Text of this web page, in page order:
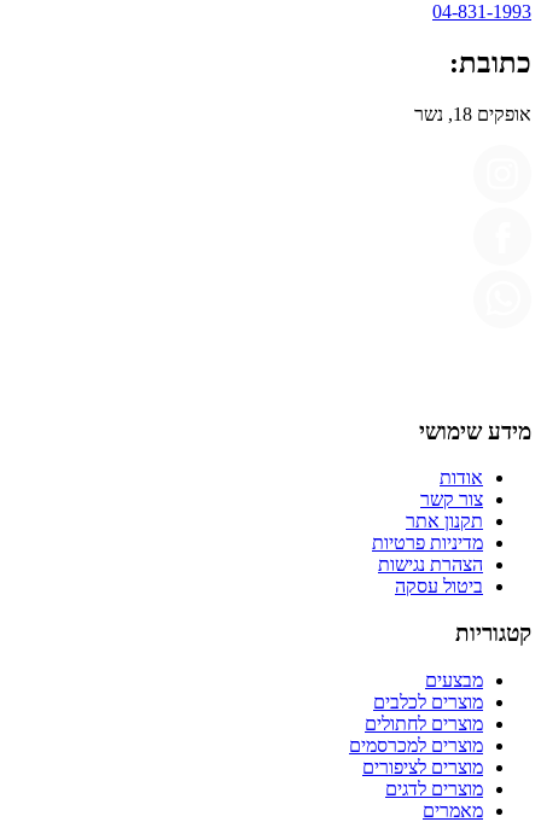
04-831-1993
כתובת:
אופקים 18, נשר
מידע שימושי
אודות
צור קשר
תקנון אתר
מדיניות פרטיות
הצהרת נגישות
ביטול עסקה
קטגוריות
מבצעים
מוצרים לכלבים
מוצרים לחתולים
מוצרים למכרסמים
מוצרים לציפורים
מוצרים לדגים
מאמרים